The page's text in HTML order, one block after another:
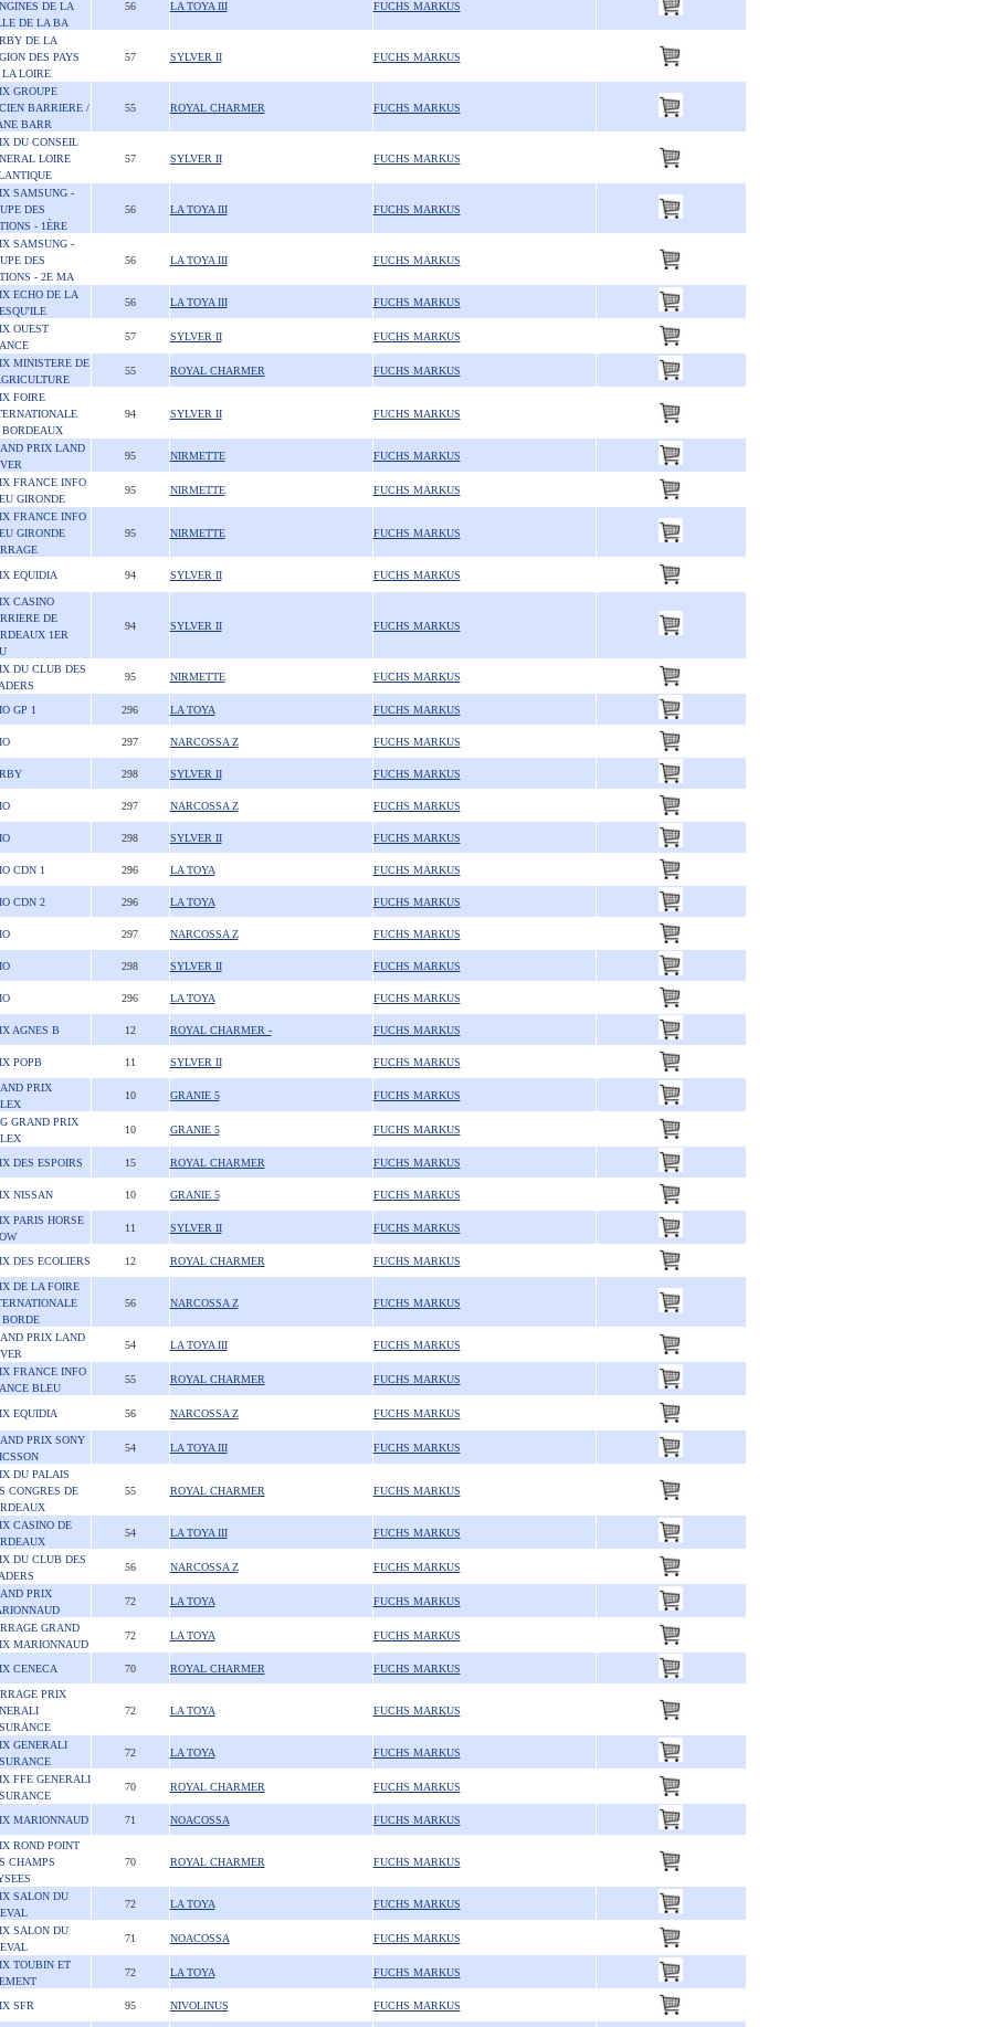
DE LA
DE LA BA
56 LA TOYA III FUCHS MARKUS
DE LA
DES PAYS
LA LOIRE
57 SYLVER II FUCHS MARKUS
GROUPE
BARRIERE /
BARR
55 ROYAL CHARMER FUCHS MARKUS
DU CONSEIL
LOIRE
57 SYLVER II FUCHS MARKUS
SAMSUNG -
DES
- 1ÈRE
56 LA TOYA III FUCHS MARKUS
SAMSUNG -
DES
- 2E MA
56 LA TOYA III FUCHS MARKUS
ECHO DE LA
56 LA TOYA III FUCHS MARKUS
OUEST
57 SYLVER II FUCHS MARKUS
MINISTERE DE
55 ROYAL CHARMER FUCHS MARKUS
FOIRE
BORDEAUX
94 SYLVER II FUCHS MARKUS
PRIX LAND
95 NIRMETTE FUCHS MARKUS
FRANCE INFO
GIRONDE
95 NIRMETTE FUCHS MARKUS
FRANCE INFO
GIRONDE
95 NIRMETTE FUCHS MARKUS
EQUIDIA 94 SYLVER II FUCHS MARKUS
CASINO
DE
1ER
94 SYLVER II FUCHS MARKUS
DU CLUB DES
95 NIRMETTE FUCHS MARKUS
GP 1 296 LA TOYA FUCHS MARKUS
297 NARCOSSA Z FUCHS MARKUS
298 SYLVER II FUCHS MARKUS
297 NARCOSSA Z FUCHS MARKUS
298 SYLVER II FUCHS MARKUS
CDN 1 296 LA TOYA FUCHS MARKUS
CDN 2 296 LA TOYA FUCHS MARKUS
297 NARCOSSA Z FUCHS MARKUS
298 SYLVER II FUCHS MARKUS
296 LA TOYA FUCHS MARKUS
AGNES B 12 ROYAL CHARMER - FUCHS MARKUS
POPB 11 SYLVER II FUCHS MARKUS
PRIX
10 GRANIE 5 FUCHS MARKUS
GRAND PRIX
10 GRANIE 5 FUCHS MARKUS
DES ESPOIRS 15 ROYAL CHARMER FUCHS MARKUS
NISSAN 10 GRANIE 5 FUCHS MARKUS
PARIS HORSE
11 SYLVER II FUCHS MARKUS
DES ECOLIERS 12 ROYAL CHARMER FUCHS MARKUS
DE LA FOIRE
56 NARCOSSA Z FUCHS MARKUS
PRIX LAND
54 LA TOYA III FUCHS MARKUS
FRANCE INFO
BLEU
55 ROYAL CHARMER FUCHS MARKUS
EQUIDIA 56 NARCOSSA Z FUCHS MARKUS
PRIX SONY
54 LA TOYA III FUCHS MARKUS
DU PALAIS
CONGRES DE
55 ROYAL CHARMER FUCHS MARKUS
CASINO DE
54 LA TOYA III FUCHS MARKUS
DU CLUB DES
56 NARCOSSA Z FUCHS MARKUS
PRIX
72 LA TOYA FUCHS MARKUS
GRAND
MARIONNAUD
72 LA TOYA FUCHS MARKUS
CENECA 70 ROYAL CHARMER FUCHS MARKUS
PRIX
72 LA TOYA FUCHS MARKUS
GENERALI
72 LA TOYA FUCHS MARKUS
FFE GENERALI
70 ROYAL CHARMER FUCHS MARKUS
MARIONNAUD 71 NOACOSSA FUCHS MARKUS
ROND POINT
CHAMPS
70 ROYAL CHARMER FUCHS MARKUS
SALON DU
72 LA TOYA FUCHS MARKUS
SALON DU
71 NOACOSSA FUCHS MARKUS
TOUBIN ET
72 LA TOYA FUCHS MARKUS
SFR 95 NIVOLINUS FUCHS MARKUS